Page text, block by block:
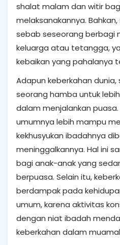
shalat malam dan witir
melaksanakannya.
sebab seseorang berbagi
keluarga atau tetangga,
kebaikan yang pahalanya
Adapun keberkahan
seorang hamba untuk
dalam menjalankan
umumnya lebih mampu
kekhusyukan ibadahnya
meninggalkannya. Hal ini
bagi anak-anak yang
berpuasa. Selain itu,
berdampak pada
umum, karena aktivitas
dengan niat ibadah
keberkahan dalam